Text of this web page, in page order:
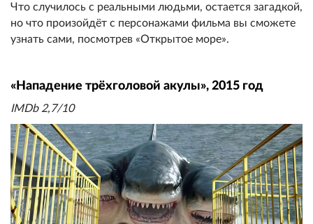
Что случилось с реальными людьми, остается загадкой,
но что произойдёт с персонажами фильма вы сможете
узнать сами, посмотрев «Открытое море».
«Нападение трёхголовой акулы», 2015 год
IMDb 2,7/10